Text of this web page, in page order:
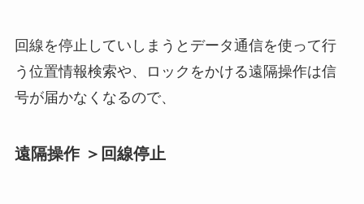
回線を停止していしまうとデータ通信を使って行
う位置情報検索や、ロックをかける遠隔操作は信
号が届かなくなるので、
遠隔操作 ＞回線停止